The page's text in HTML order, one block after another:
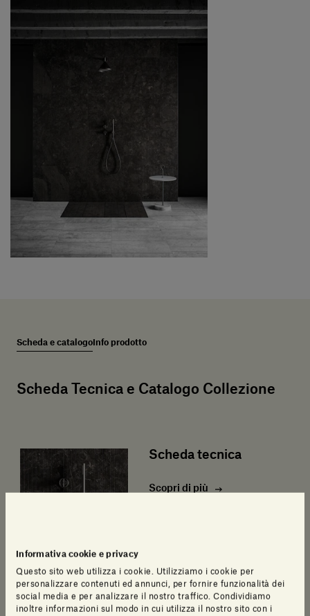
Informativa cookie e privacy
Questo sito web utilizza i cookie. Utilizziamo i cookie per
personalizzare contenuti ed annunci, per fornire funzionalità dei
social media e per analizzare il nostro traffico. Condividiamo
inoltre informazioni sul modo in cui utilizza il nostro sito con i
Scheda e catalogo Info prodotto
Scheda Tecnica e Catalogo Collezione
Scheda tecnica
Scopri di più